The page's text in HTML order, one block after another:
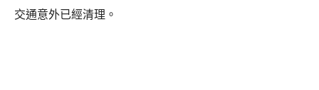
交通意外已經清理。